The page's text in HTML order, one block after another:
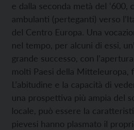
e dalla seconda metà del ‘600,
ambulanti (perteganti) verso
del Centro Europa. Una
nel tempo, per alcuni di essi,
grande successo, con
molti Paesi della Mitteleuropa,
L’abitudine e la capacità di
una prospettiva più ampia del
locale, può essere la
pievesi hanno plasmato il